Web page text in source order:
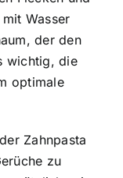
Wasser
der den
wichtig, die
optimale
Zahnpasta
zu